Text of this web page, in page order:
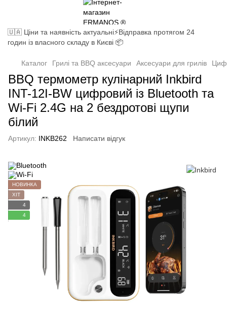
🇺🇦 Ціни та наявність актуальні⚡Відправка протягом 24
годин із власного складу в Києві 📦
Каталог Грилі та BBQ аксесуари Аксесуари для грилів
BBQ термометр кулінарний Inkbird
INT-12I-BW цифровий із Bluetooth та
Wi-Fi 2.4G на 2 бездротові щупи
білий
Артикул: INKB262 Написати відгук
НОВИНКА
ХІТ
4
4